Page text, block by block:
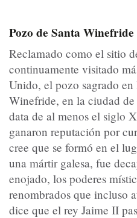
Pozo de Santa Winefride
Reclamado como el sitio
continuamente visitado
Unido, el pozo sagrado
Winefride, en la ciudad
data de al menos el siglo
ganaron reputación por
cree que se formó en el
una mártir galesa, fue
enojado, los poderes
renombrados que incluso
dice que el rey Jaime II